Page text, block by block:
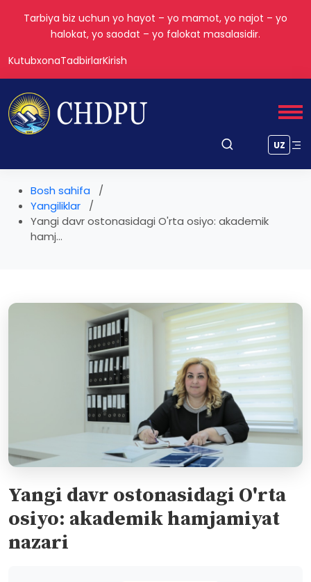
Tarbiya biz uchun yo hayot – yo mamot, yo najot – yo
halokat, yo saodat – yo falokat masalasidir.
KutubxonaTadbirlarKirish
UZ
Bosh sahifa
Yangiliklar
Yangi davr ostonasidagi O'rta osiyo: akademik
hamj...
Yangi davr ostonasidagi O'rta
osiyo: akademik hamjamiyat
nazari